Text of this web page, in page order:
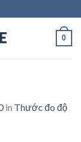
0
in Thước đo độ